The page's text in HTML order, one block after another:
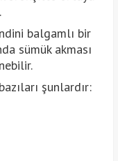
balgamlı bir
sümük akması
şunlardır: